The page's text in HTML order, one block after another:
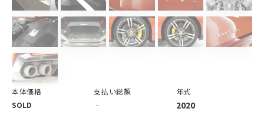
本体価格
SOLD
支払い総額
‐
年式
2020